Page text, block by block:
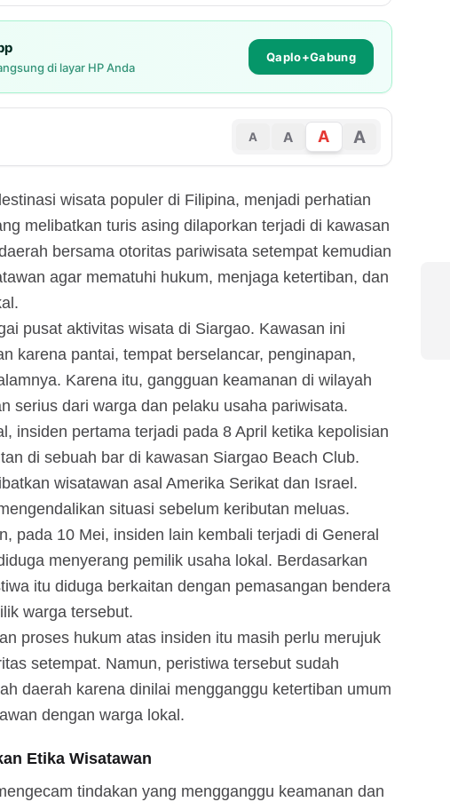
di layar HP Anda
Qaplo+Gabung
A A A A
wisata populer di Filipina, menjadi perhatian
melibatkan turis asing dilaporkan terjadi di kawasan
bersama otoritas pariwisata setempat kemudian
agar mematuhi hukum, menjaga ketertiban, dan
pusat aktivitas wisata di Siargao. Kawasan ini
karena pantai, tempat berselancar, penginapan,
Karena itu, gangguan keamanan di wilayah
serius dari warga dan pelaku usaha pariwisata.
insiden pertama terjadi pada 8 April ketika kepolisian
di sebuah bar di kawasan Siargao Beach Club.
wisatawan asal Amerika Serikat dan Israel.
situasi sebelum keributan meluas.
pada 10 Mei, insiden lain kembali terjadi di General
menyerang pemilik usaha lokal. Berdasarkan
itu diduga berkaitan dengan pemasangan bendera
warga tersebut.
proses hukum atas insiden itu masih perlu merujuk
setempat. Namun, peristiwa tersebut sudah
daerah karena dinilai mengganggu ketertiban umum
dengan warga lokal.
Etika Wisatawan
tindakan yang mengganggu keamanan dan